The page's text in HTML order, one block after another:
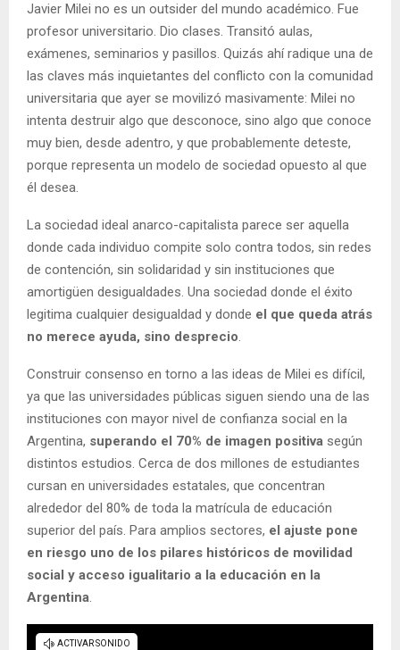
Javier Milei no es un outsider del mundo académico. Fue
profesor universitario. Dio clases. Transitó aulas,
exámenes, seminarios y pasillos. Quizás ahí radique una de
las claves más inquietantes del conflicto con la comunidad
universitaria que ayer se movilizó masivamente: Milei no
intenta destruir algo que desconoce, sino algo que conoce
muy bien, desde adentro, y que probablemente deteste,
porque representa un modelo de sociedad opuesto al que
él desea.
La sociedad ideal anarco-capitalista parece ser aquella
donde cada individuo compite solo contra todos, sin redes
de contención, sin solidaridad y sin instituciones que
amortigüen desigualdades. Una sociedad donde el éxito
legitima cualquier desigualdad y donde el que queda atrás
no merece ayuda, sino desprecio.
Construir consenso en torno a las ideas de Milei es difícil,
ya que las universidades públicas siguen siendo una de las
instituciones con mayor nivel de confianza social en la
Argentina, superando el 70% de imagen positiva según
distintos estudios. Cerca de dos millones de estudiantes
cursan en universidades estatales, que concentran
alrededor del 80% de toda la matrícula de educación
superior del país. Para amplios sectores, el ajuste pone
en riesgo uno de los pilares históricos de movilidad
social y acceso igualitario a la educación en la
Argentina.